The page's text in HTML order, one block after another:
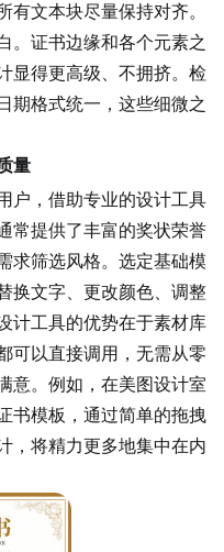
有文本块尽量保持对齐。
。证书边缘和各个元素之
显得更高级、不拥挤。检
期格式统一，这些细微之
量
户，借助专业的设计工具
常提供了丰富的奖状荣誉
求筛选风格。选定基础模
换文字、更改颜色、调整
计工具的优势在于素材库
可以直接调用，无需从零
意。例如，在美图设计室
书模板，通过简单的拖拽
，将精力更多地集中在内